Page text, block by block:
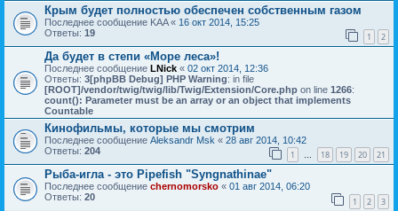
Крым будет полностью обеспечен собственным газом
Последнее сообщение KAA« 16 окт 2014, 15:25
Ответы: 19 1 2
Да будет в степи «Море леса»!
Последнее сообщение LNick « 02 окт 2014, 12:36
Ответы: 3[phpBB Debug] PHP Warning: in file
[ROOT]/vendor/twig/twig/lib/Twig/Extension/Core.php on line 1266:
count(): Parameter must be an array or an object that implements
Countable
Кинофильмы, которые мы смотрим
Последнее сообщение Aleksandr Msk « 28 авг 2014, 10:42
Ответы: 204 1 … 18 19 20 21
Рыба-игла - это Pipefish "Syngnathinae"
Последнее сообщение chernomorsko « 01 авг 2014, 06:20
Ответы: 20 1 2 3